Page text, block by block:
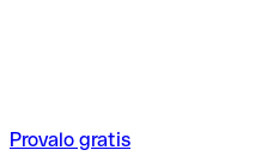
Provalo gratis